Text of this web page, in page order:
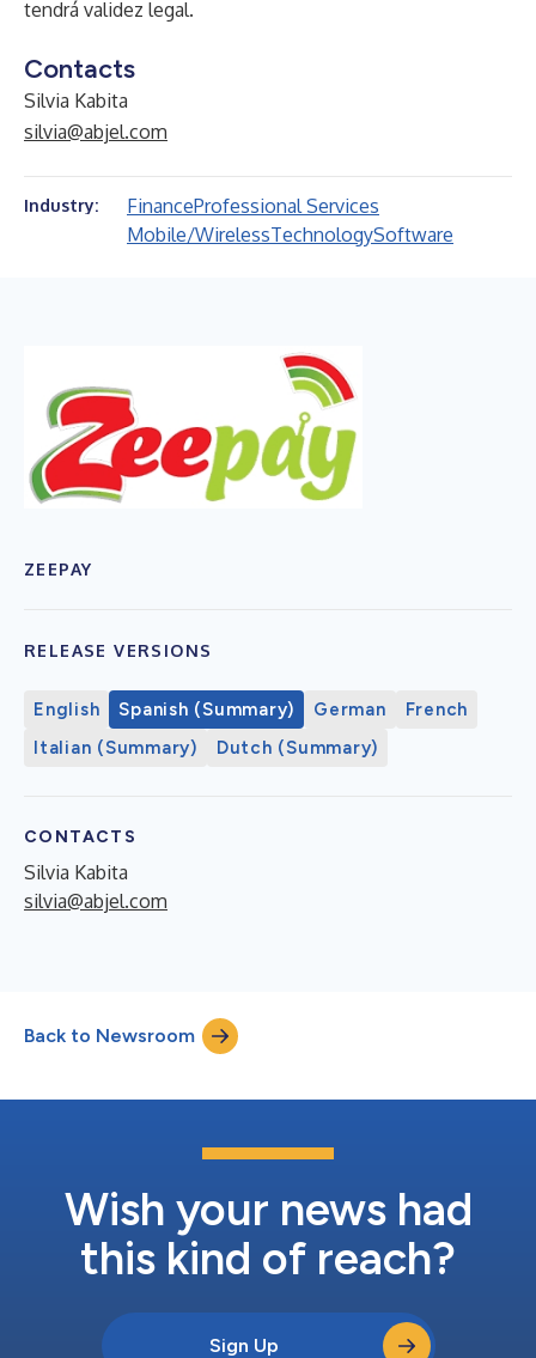
tendrá validez legal.
Contacts
Silvia Kabita
silvia@abjel.com
Industry: FinanceProfessional Services
Mobile/WirelessTechnologySoftware
ZEEPAY
RELEASE VERSIONS
English Spanish (Summary) German
French
Italian (Summary)
Dutch (Summary)
CONTACTS
Silvia Kabita
silvia@abjel.com
Back to Newsroom
Wish your news had
this kind of reach?
Sign Up